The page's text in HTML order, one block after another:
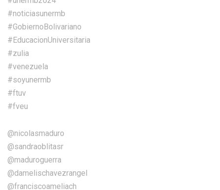
#noticiasunermb
#GobiernoBolivariano
#EducacionUniversitaria
#zulia
#venezuela
#soyunermb
#ftuv
#fveu
@nicolasmaduro
@sandraoblitasr
@maduroguerra
@damelischavezrangel
@franciscoameliach